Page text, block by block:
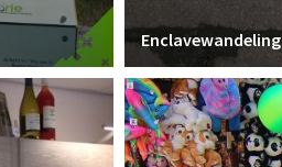
Enclavewandeling